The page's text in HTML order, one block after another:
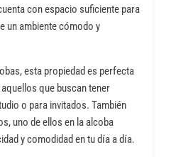
con espacio suficiente para
un ambiente cómodo y
esta propiedad es perfecta
que buscan tener
o para invitados. También
uno de ellos en la alcoba
y comodidad en tu día a día.